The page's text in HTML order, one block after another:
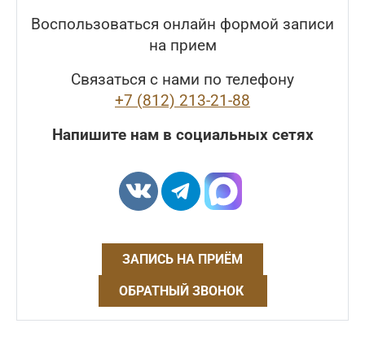
Воспользоваться онлайн формой записи
на прием
Связаться с нами по телефону
+7 (812) 213-21-88
Напишите нам в социальных сетях
ЗАПИСЬ НА ПРИЁМ
ОБРАТНЫЙ ЗВОНОК